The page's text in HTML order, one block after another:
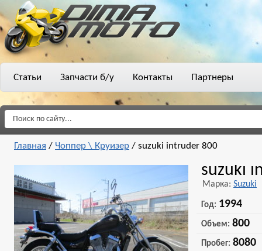
Статьи Запчасти б/у Контакты Партнеры
Главная / Чоппер \ Круизер / suzuki intruder 800
suzuki
Марка: Suzuki
Год: 1994
Объем: 800
Пробег: 8080